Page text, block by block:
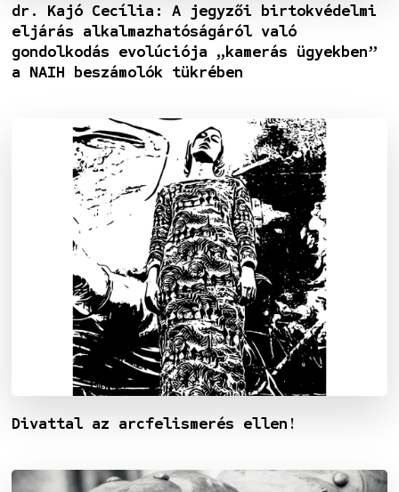
dr. Kajó Cecília: A jegyzői birtokvédelmi
eljárás alkalmazhatóságáról való
gondolkodás evolúciója „kamerás ügyekben”
a NAIH beszámolók tükrében
Divattal az arcfelismerés ellen!